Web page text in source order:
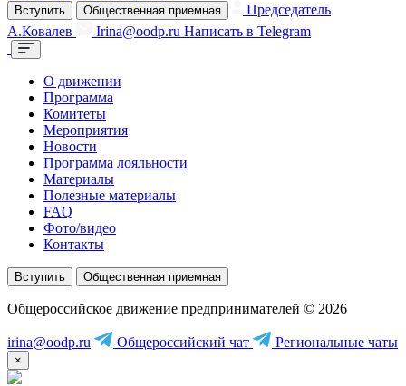
Вступить Общественная приемная
Председатель
А.Ковалев
Irina@oodp.ru Написать в Telegram
О движении
Программа
Комитеты
Мероприятия
Новости
Программа лояльности
Материалы
Полезные материалы
FAQ
Фото/видео
Контакты
Вступить Общественная приемная
Общероссийское движение предпринимателей © 2026
irina@oodp.ru Общероссийский чат Региональные чаты
×